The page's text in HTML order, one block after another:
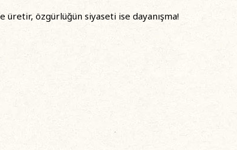
üretir, özgürlüğün siyaseti ise dayanışma!